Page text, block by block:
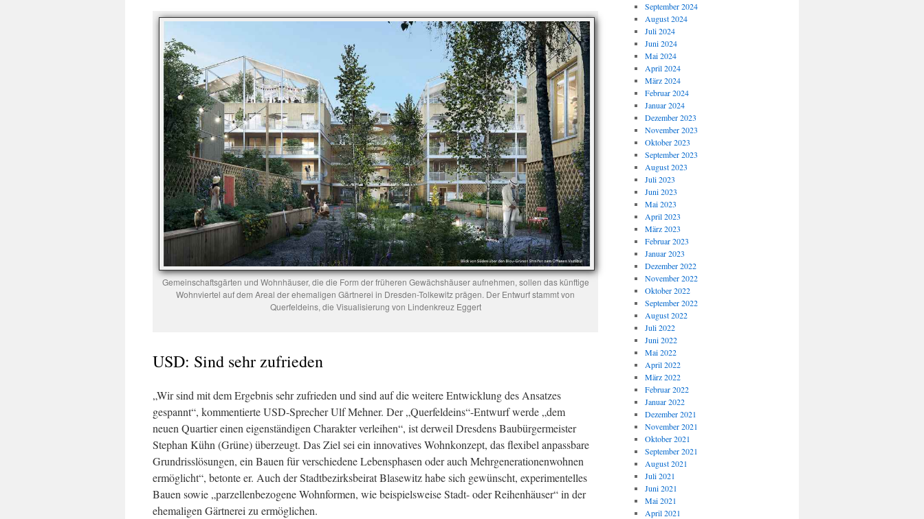
Gemeinschaftsgärten und Wohnhäuser, die die Form der früheren Gewächshäuser aufnehmen, sollen das künftige
Wohnviertel auf dem Areal der ehemaligen Gärtnerei in Dresden-Tolkewitz prägen. Der Entwurf stammt von
Querfeldeins, die Visualisierung von Lindenkreuz Eggert
USD: Sind sehr zufrieden
„Wir sind mit dem Ergebnis sehr zufrieden und sind auf die weitere Entwicklung des Ansatzes
gespannt“, kommentierte USD-Sprecher Ulf Mehner. Der „Querfeldeins“-Entwurf werde „dem
neuen Quartier einen eigenständigen Charakter verleihen“, ist derweil Dresdens Baubürgermeister
Stephan Kühn (Grüne) überzeugt. Das Ziel sei ein innovatives Wohnkonzept, das flexibel anpassbare
Grundrisslösungen, ein Bauen für verschiedene Lebensphasen oder auch Mehrgenerationenwohnen
ermöglicht“, betonte er. Auch der Stadtbezirksbeirat Blasewitz habe sich gewünscht, experimentelles
Bauen sowie „parzellenbezogene Wohnformen, wie beispielsweise Stadt- oder Reihenhäuser“ in der
ehemaligen Gärtnerei zu ermöglichen.
September 2024
August 2024
Juli 2024
Juni 2024
Mai 2024
April 2024
März 2024
Februar 2024
Januar 2024
Dezember 2023
November 2023
Oktober 2023
September 2023
August 2023
Juli 2023
Juni 2023
Mai 2023
April 2023
März 2023
Februar 2023
Januar 2023
Dezember 2022
November 2022
Oktober 2022
September 2022
August 2022
Juli 2022
Juni 2022
Mai 2022
April 2022
März 2022
Februar 2022
Januar 2022
Dezember 2021
November 2021
Oktober 2021
September 2021
August 2021
Juli 2021
Juni 2021
Mai 2021
April 2021